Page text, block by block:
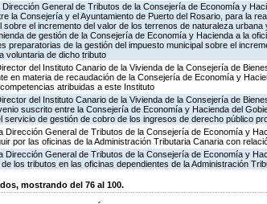
General de Tributos de la Consejería de Economía y
la Consejería y el Ayuntamiento de Puerto del Rosario, para la
sobre el incremento del valor de los terrenos de naturaleza
de gestión de la Consejería de Economía y Hacienda a la
preparatorias de la gestión del impuesto municipal sobre el
voluntaria de dicho tributo
del Instituto Canario de la Vivienda de la Consejería de
en materia de recaudación de la Consejería de Economía y
atribuidas a este Instituto
del Instituto Canario de la Vivienda de la Consejería de
suscrito entre la Consejería de Economía y Hacienda del
servicio de gestión de cobro de los ingresos de derecho público
Dirección General de Tributos de la Consejería de Economía y
por las oficinas de la Administración Tributaria Canaria con
Dirección General de Tributos de la Consejería de Economía y
los tributos en las oficinas dependientes de la Administración
mostrando del 76 al 100.